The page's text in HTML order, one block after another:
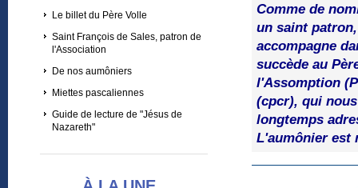
Le billet du Père Volle
Saint François de Sales, patron de
l'Association
De nos aumôniers
Miettes pascaliennes
Guide de lecture de "Jésus de
Nazareth"
Comme de
un saint
accompagne
succède au
l'Assomption
(cpcr), qui
longtemps
L'aumônier est